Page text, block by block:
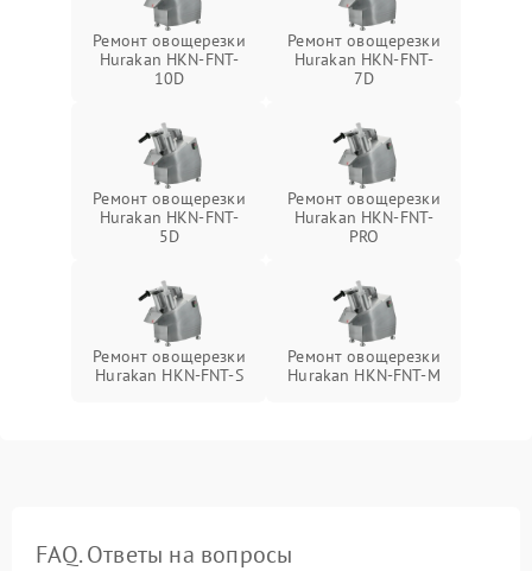
Ремонт овощерезки
Hurakan HKN-FNT-
10D
Ремонт овощерезки
Hurakan HKN-FNT-
7D
Ремонт овощерезки
Hurakan HKN-FNT-
5D
Ремонт овощерезки
Hurakan HKN-FNT-
PRO
Ремонт овощерезки
Hurakan HKN-FNT-S
Ремонт овощерезки
Hurakan HKN-FNT-M
FAQ. Ответы на вопросы